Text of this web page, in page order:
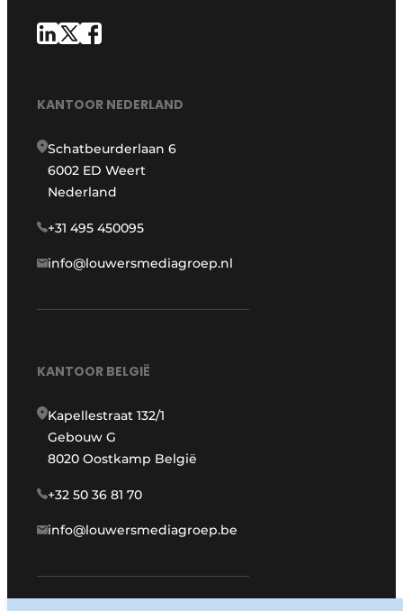
KANTOOR NEDERLAND
Schatbeurderlaan 6
6002 ED Weert
Nederland
+31 495 450095
info@louwersmediagroep.nl
KANTOOR BELGIË
Kapellestraat 132/1
Gebouw G
8020 Oostkamp België
+32 50 36 81 70
info@louwersmediagroep.be